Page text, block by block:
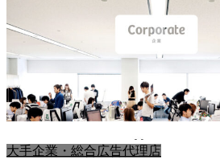
大手企業・総合広告代理店